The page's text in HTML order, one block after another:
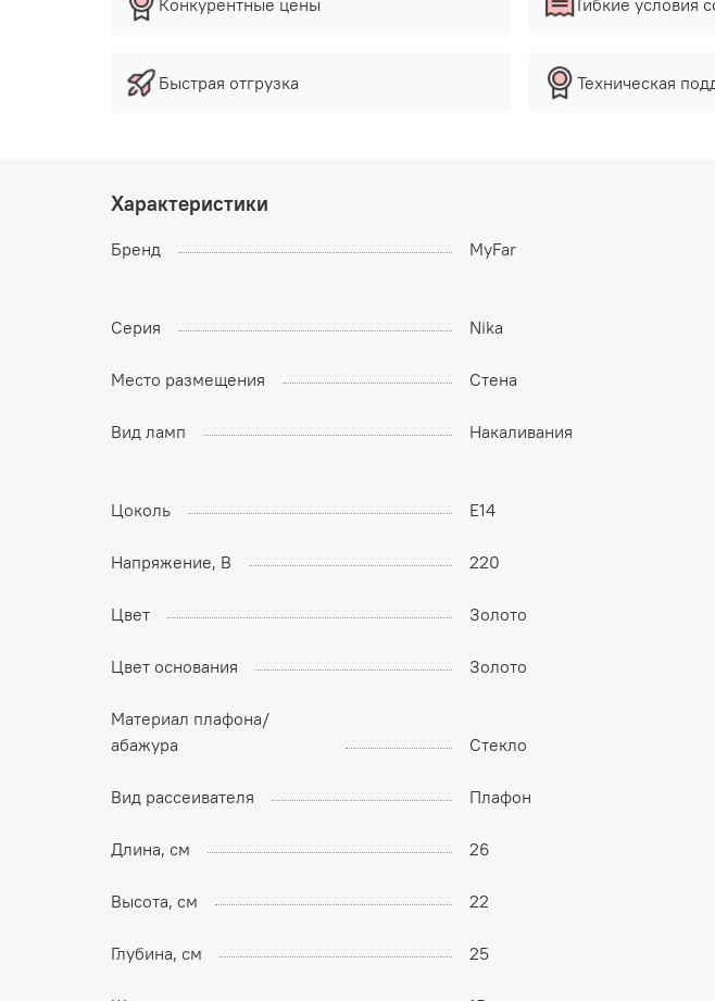
Быстрая отгрузка Техническая
Характеристики
Бренд MyFar
Серия Nika
Место размещения Стена
Вид ламп Накаливания
Цоколь E14
Напряжение, В 220
Цвет Золото
Цвет основания Золото
Материал плафона/
абажура
Стекло
Вид рассеивателя Плафон
Длина, см 26
Высота, см 22
Глубина, см 25